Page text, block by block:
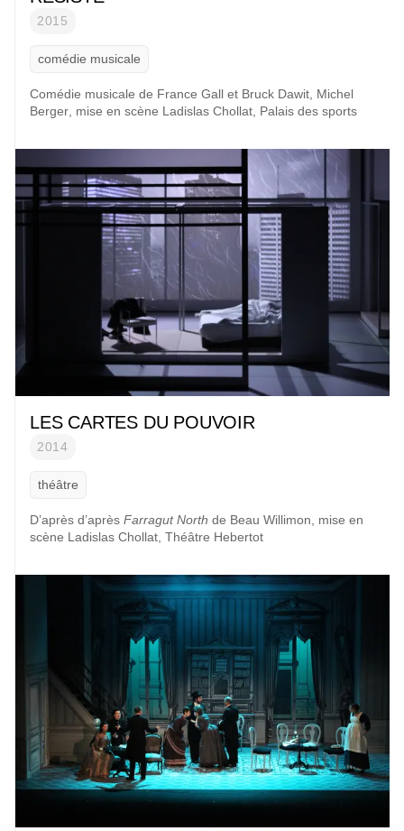
2015
comédie musicale
Comédie musicale de France Gall et Bruck Dawit, Michel
Berger, mise en scène Ladislas Chollat, Palais des sports
LES CARTES DU POUVOIR
2014
théâtre
D’après d’après Farragut North de Beau Willimon, mise en
scène Ladislas Chollat, Théâtre Hebertot